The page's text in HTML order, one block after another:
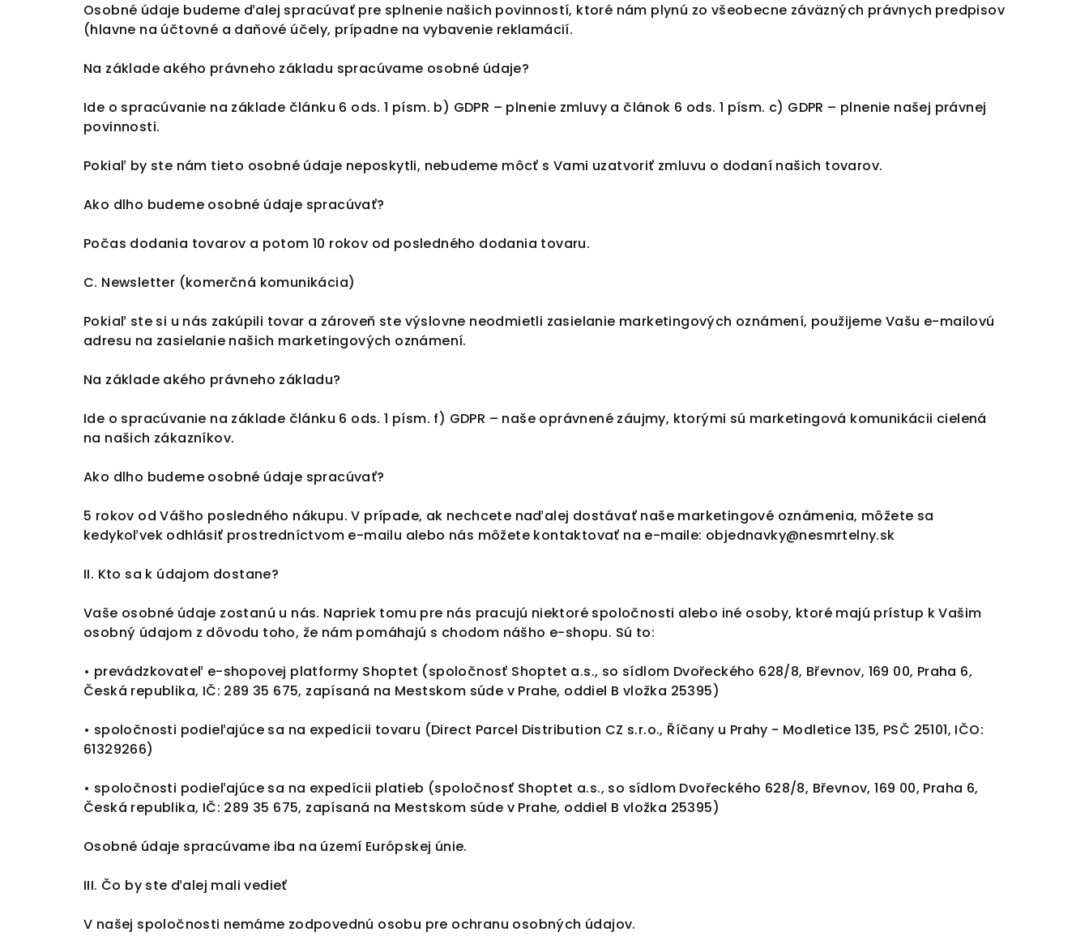
Osobné údaje budeme ďalej spracúvať pre splnenie našich povinností, ktoré nám plynú zo všeobecne záväzných právnych predpisov
(hlavne na účtovné a daňové účely, prípadne na vybavenie reklamácií.
Na základe akého právneho základu spracúvame osobné údaje?
Ide o spracúvanie na základe článku 6 ods. 1 písm. b) GDPR – plnenie zmluvy a článok 6 ods. 1 písm. c) GDPR – plnenie našej právnej
povinnosti.
Pokiaľ by ste nám tieto osobné údaje neposkytli, nebudeme môcť s Vami uzatvoriť zmluvu o dodaní našich tovarov.
Ako dlho budeme osobné údaje spracúvať?
Počas dodania tovarov a potom 10 rokov od posledného dodania tovaru.
C. Newsletter (komerčná komunikácia)
Pokiaľ ste si u nás zakúpili tovar a zároveň ste výslovne neodmietli zasielanie marketingových oznámení, použijeme Vašu e-mailovú
adresu na zasielanie našich marketingových oznámení.
Na základe akého právneho základu?
Ide o spracúvanie na základe článku 6 ods. 1 písm. f) GDPR – naše oprávnené záujmy, ktorými sú marketingová komunikácii cielená
na našich zákazníkov.
Ako dlho budeme osobné údaje spracúvať?
5 rokov od Vášho posledného nákupu. V prípade, ak nechcete naďalej dostávať naše marketingové oznámenia, môžete sa
kedykoľvek odhlásiť prostredníctvom e-mailu alebo nás môžete kontaktovať na e-maile: objednavky@nesmrtelny.sk
II. Kto sa k údajom dostane?
Vaše osobné údaje zostanú u nás. Napriek tomu pre nás pracujú niektoré spoločnosti alebo iné osoby, ktoré majú prístup k Vašim
osobný údajom z dôvodu toho, že nám pomáhajú s chodom nášho e-shopu. Sú to:
• prevádzkovateľ e-shopovej platformy Shoptet (spoločnosť Shoptet a.s., so sídlom Dvořeckého 628/8, Břevnov, 169 00, Praha 6,
Česká republika, IČ: 289 35 675, zapísaná na Mestskom súde v Prahe, oddiel B vložka 25395)
• spoločnosti podieľajúce sa na expedícii tovaru (Direct Parcel Distribution CZ s.r.o., Říčany u Prahy - Modletice 135, PSČ 25101, IČO:
61329266)
• spoločnosti podieľajúce sa na expedícii platieb (spoločnosť Shoptet a.s., so sídlom Dvořeckého 628/8, Břevnov, 169 00, Praha 6,
Česká republika, IČ: 289 35 675, zapísaná na Mestskom súde v Prahe, oddiel B vložka 25395)
Osobné údaje spracúvame iba na území Európskej únie.
III. Čo by ste ďalej mali vedieť
V našej spoločnosti nemáme zodpovednú osobu pre ochranu osobných údajov.